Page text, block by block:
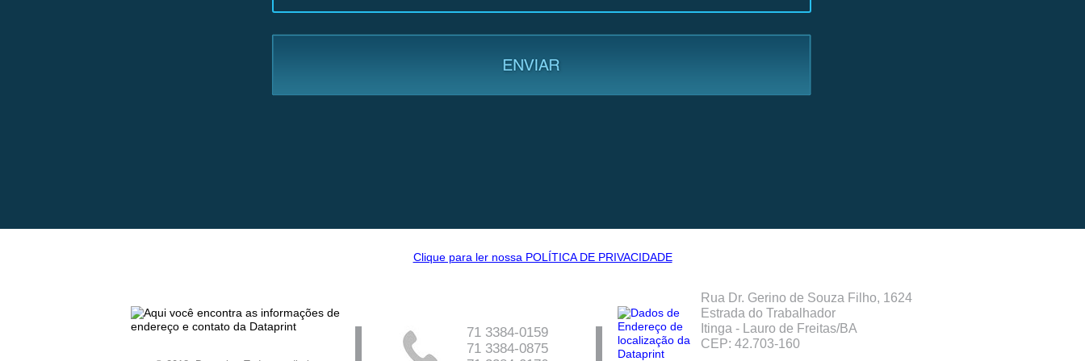
Clique para ler nossa POLÍTICA DE PRIVACIDADE
71 3384-0159
71 3384-0875
Rua Dr. Gerino de Souza Filho, 1624
Estrada do Trabalhador
Itinga - Lauro de Freitas/BA
CEP: 42.703-160